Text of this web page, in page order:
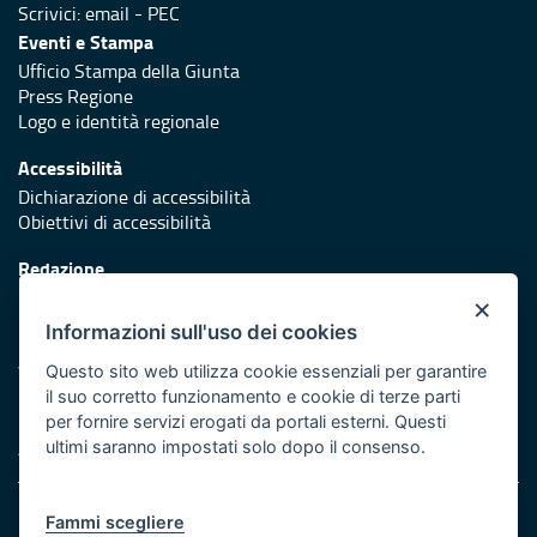
Scrivici:email - PEC
Eventi e Stampa
Ufficio Stampa della Giunta
Press Regione
Logo e identità regionale
Accessibilità
Dichiarazione di accessibilità
Obiettivi di accessibilità
Redazione
Protezione civile
Vai al sito di Protezione Civile Puglia
Iniziativa finanziata con risorse del POR Puglia 2014/2020 -
Asse XI
Note legali
×
Informazioni sull'uso dei cookies
Questo sito web utilizza cookie essenziali per garantire
il suo corretto funzionamento e cookie di terze parti
per fornire servizi erogati da portali esterni. Questi
ultimi saranno impostati solo dopo il consenso.
Fammi scegliere